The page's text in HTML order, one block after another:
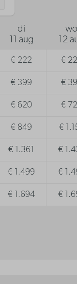
di
11 aug
wo
12
€ 222 €
€ 399 €
€ 620 €
€ 849 €
€ 1.361 €
€ 1.499 €
€ 1.694 €